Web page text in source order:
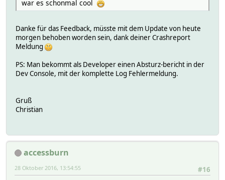
war es schonmal cool
Danke für das Feedback, müsste mit dem Update von heute
morgen behoben worden sein, dank deiner Crashreport
Meldung
PS: Man bekommt als Developer einen Absturz-bericht in der
Dev Console, mit der komplette Log Fehlermeldung.
Gruß
Christian
accessburn
#16
28 Oktober 2016, 13:54:55